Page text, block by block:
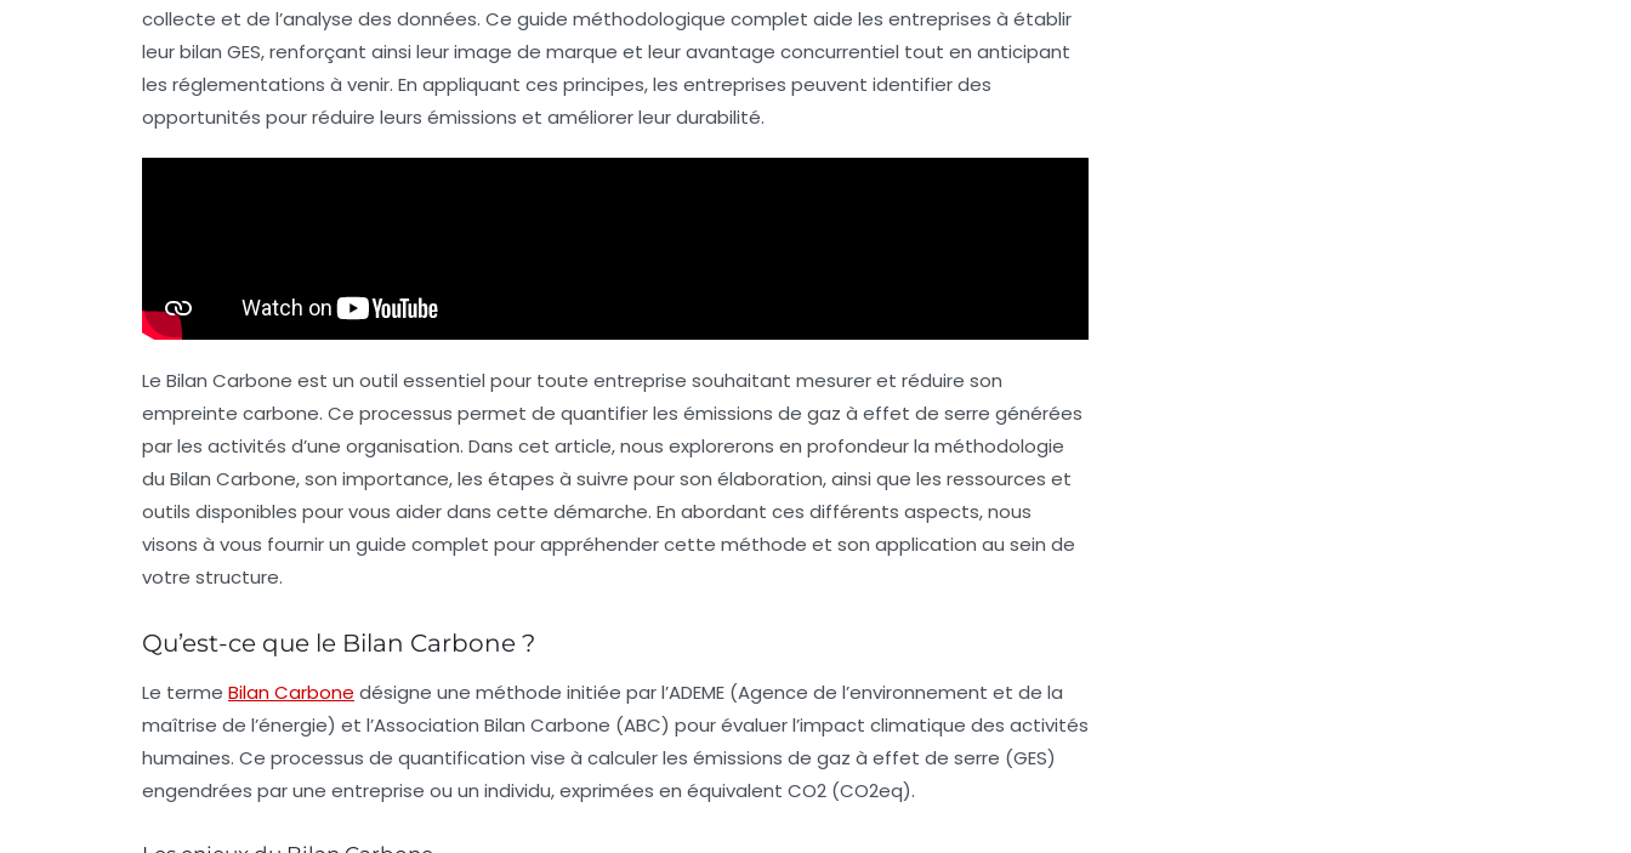
collecte et de l’analyse des données. Ce guide méthodologique complet aide les entreprises à établir
leur bilan GES, renforçant ainsi leur image de marque et leur avantage concurrentiel tout en anticipant
les réglementations à venir. En appliquant ces principes, les entreprises peuvent identifier des
opportunités pourréduire leurs émissions et améliorer leur durabilité.
Le Bilan Carbone est un outil essentiel pour toute entreprise souhaitant mesurer et réduire son
empreinte carbone. Ce processus permet de quantifier les émissions de gaz à effet de serre générées
par les activités d’une organisation. Dans cet article, nous explorerons en profondeur la méthodologie
du Bilan Carbone, son importance, les étapes à suivre pour son élaboration, ainsi que les ressources et
outils disponibles pour vous aider dans cette démarche. En abordant ces différents aspects, nous
visons à vous fournir un guide complet pour appréhender cette méthode et son application au sein de
votre structure.
Qu’est-ce que le Bilan Carbone ?
Le terme Bilan Carbone désigne une méthode initiée par l’ADEME (Agence de l’environnement et de la
maîtrise de l’énergie) et l’Association Bilan Carbone (ABC) pour évaluer l’impact climatique des activités
humaines. Ce processus de quantification vise à calculer les émissions de gaz à effet de serre (GES)
engendrées par une entreprise ou un individu, exprimées en équivalent CO2 (CO2eq).